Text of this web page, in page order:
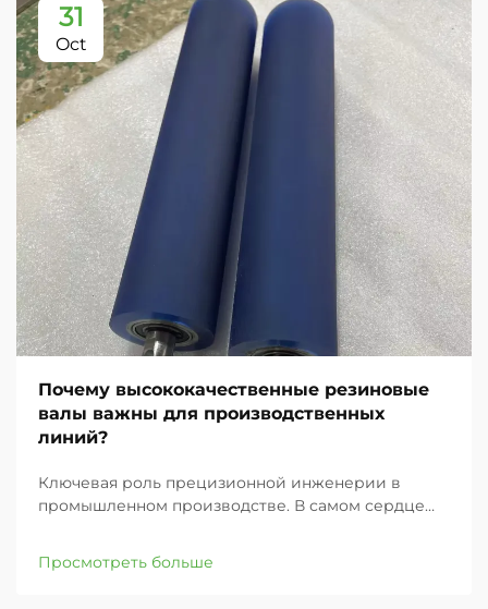
31
Oct
Почему высококачественные резиновые
валы важны для производственных
линий?
Ключевая роль прецизионной инженерии в
промышленном производстве. В самом сердце
находится сложная сеть механизмов, работающих
в полной синхронизации. Среди этих критически
Просмотреть больше